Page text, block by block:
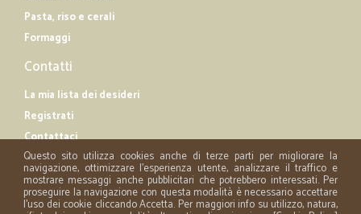
Pasta, riso e cerali
Formaggi
Contatti
La mia lista dei desideri
Registrati
Contattaci
Questo sito utilizza cookies anche di terze parti per migliorare la
navigazione, ottimizzare l'esperienza utente, analizzare il traffico e
mostrare messaggi anche pubblicitari che potrebbero interessati. Per
proseguire la navigazione con questa modalità è necessario accettare
l'uso dei cookie cliccando Accetta. Per maggiori info su utilizzo, natura,